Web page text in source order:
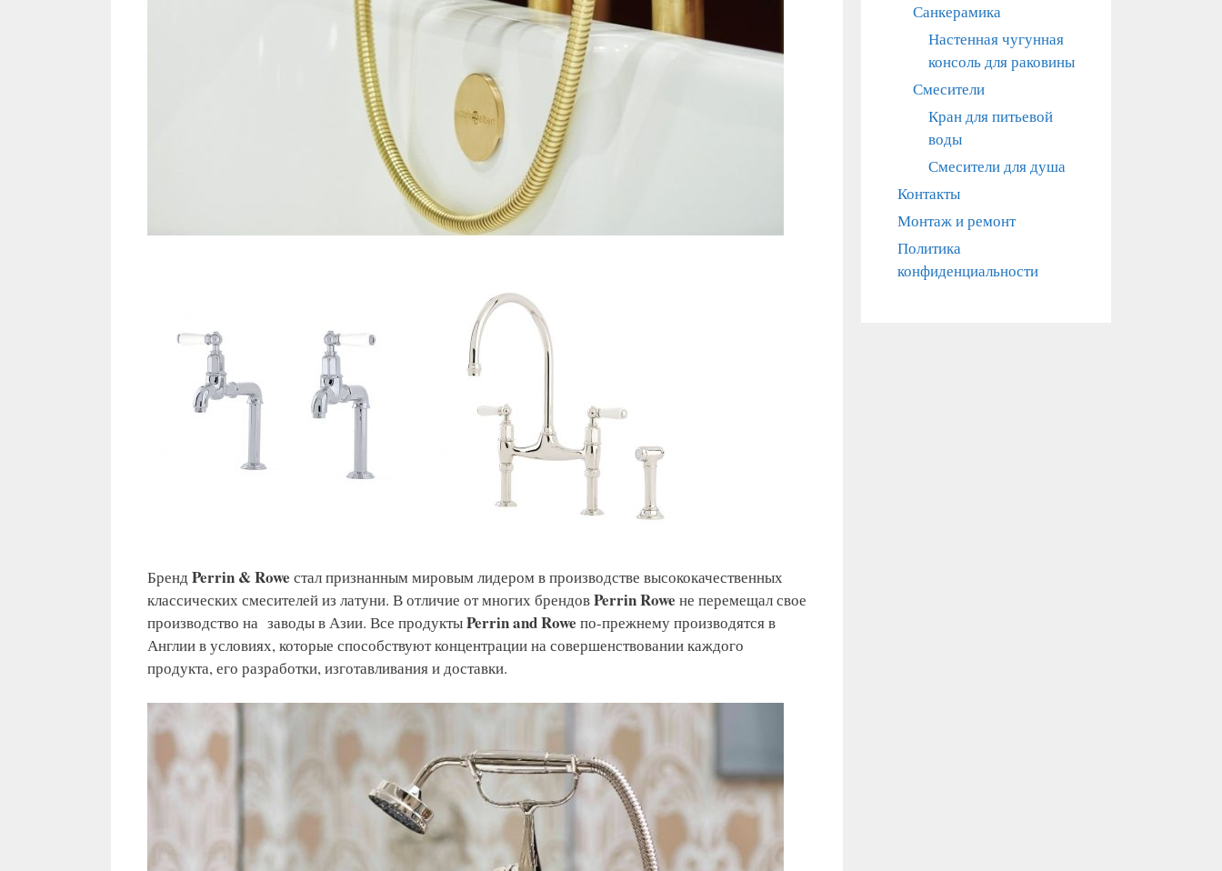
Бренд Perrin & Rowe стал признанным мировым лидером в производстве высококачественных
классических смесителей из латуни. В отличие от многих брендовPerrin Rowe не перемещал свое
производство на заводы в Азии. Все продуктыPerrin and Rowe по-прежнему производятся в
Англии в условиях, которые способствуют концентрации на совершенствовании каждого
продукта, его разработки, изготавливания и доставки.
Санкерамика
Настенная чугунная
консоль для раковины
Смесители
Кран для питьевой
воды
Смесители для душа
Контакты
Монтаж и ремонт
Политика
конфиденциальности